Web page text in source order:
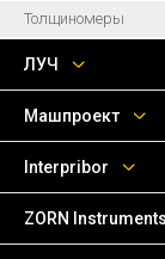
Толщиномеры
ЛУЧ
Машпроект
Interpribor
ZORN Instruments